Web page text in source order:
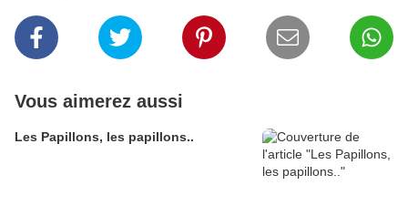
Vous aimerez aussi
Les Papillons, les papillons..